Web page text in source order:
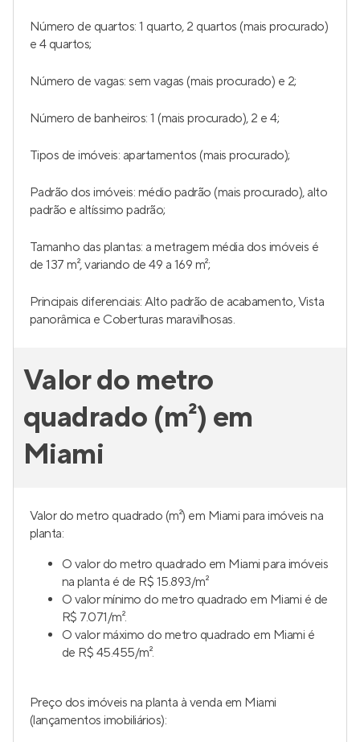
Número de quartos: 1 quarto, 2 quartos (mais procurado)
e 4 quartos;
Número de vagas: sem vagas (mais procurado) e 2;
Número de banheiros: 1 (mais procurado), 2 e 4;
Tipos de imóveis: apartamentos (mais procurado);
Padrão dos imóveis: médio padrão (mais procurado), alto
padrão e altíssimo padrão;
Tamanho das plantas: a metragem média dos imóveis é
de 137 m², variando de 49 a 169 m²;
Principais diferenciais: Alto padrão de acabamento, Vista
panorâmica e Coberturas maravilhosas.
Valor do metro
quadrado (m²) em
Miami
Valor do metro quadrado (m²) em Miami para imóveis na
planta:
O valor do metro quadrado em Miami para imóveis
na planta é de R$ 15.893/m²
O valor mínimo do metro quadrado em Miami é de
R$ 7.071/m².
O valor máximo do metro quadrado em Miami é
de R$ 45.455/m².
Preço dos imóveis na planta à venda em Miami
(lançamentos imobiliários):